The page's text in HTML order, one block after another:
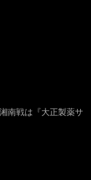
南戦は『大正製薬サ